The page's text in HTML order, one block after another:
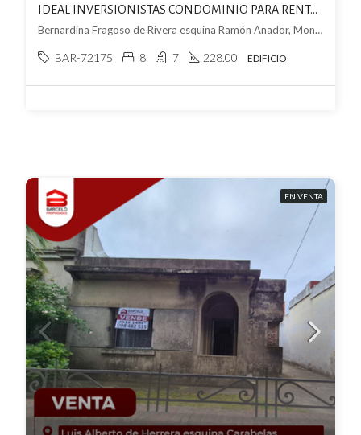
IDEAL INVERSIONISTAS CONDOMINIO PARA RENTA O DESARROLLO INMOBILIARIO
Bernardina Fragoso de Rivera esquina Ramón Anador, Montevideo Departamento de Montevideo, Uruguay, , Parque Batlle
BAR-72175 8 7 228.00 EDIFICIO
EN VENTA